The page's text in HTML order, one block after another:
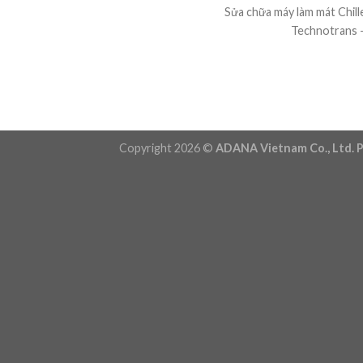
Sửa chữa máy làm mát
Technotrans
Copyright 2026 © ADANA Vietnam Co., Ltd.